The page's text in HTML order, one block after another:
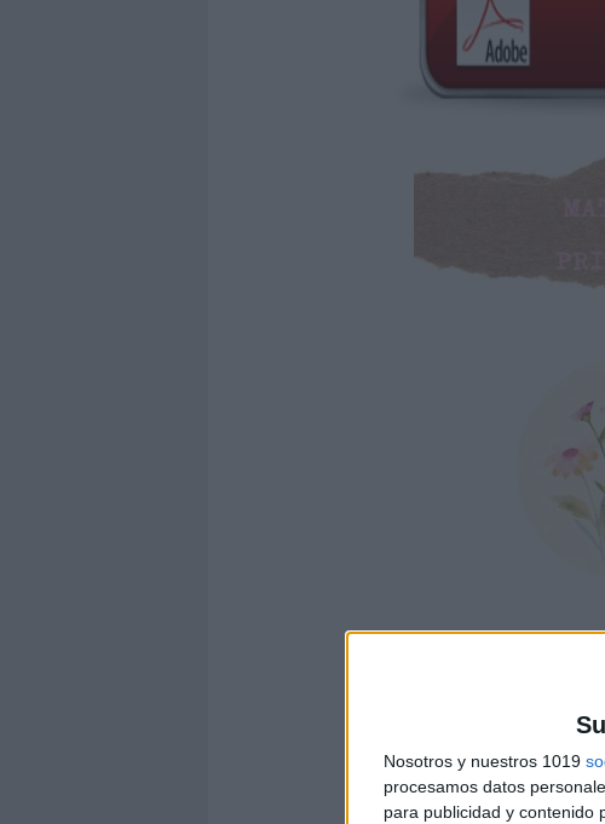
Nosotros y nuestros 1019
procesamos datos
para publicidad y contenido